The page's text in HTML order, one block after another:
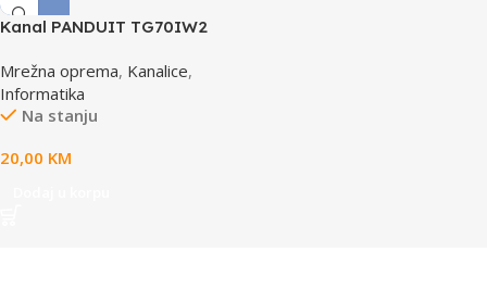
Kanal PANDUIT TG70IW2
Mrežna oprema, Kanalice,
Informatika
Na stanju
20,00 KM